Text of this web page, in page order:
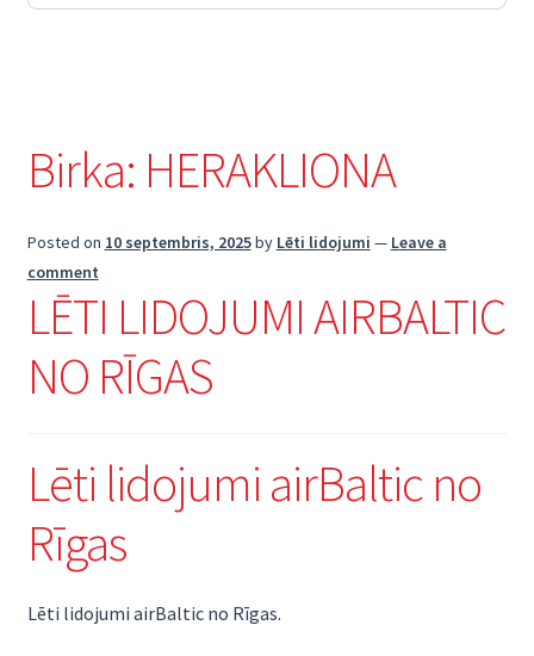
Birka: HERAKLIONA
Posted on 10 septembris, 2025by Lēti lidojumi — Leave a
comment
LĒTI LIDOJUMI AIRBALTIC
NO RĪGAS
Lēti lidojumi airBaltic no
Rīgas
Lēti lidojumi airBaltic no Rīgas.